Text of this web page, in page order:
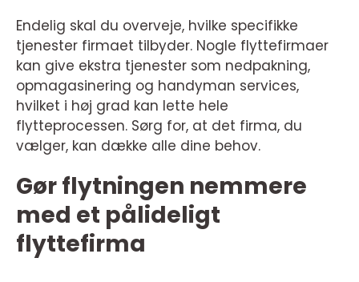
Endelig skal du overveje, hvilke specifikke
tjenester firmaet tilbyder. Nogle flyttefirmaer
kan give ekstra tjenester som nedpakning,
opmagasinering og handyman services,
hvilket i høj grad kan lette hele
flytteprocessen. Sørg for, at det firma, du
vælger, kan dække alle dine behov.
Gør flytningen nemmere
med et pålideligt
flyttefirma